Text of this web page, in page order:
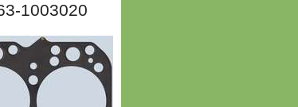
1003020